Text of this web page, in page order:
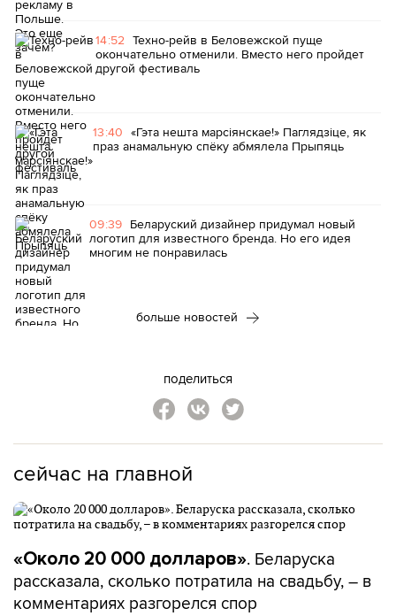
14:52 Техно-рейв в Беловежской пуще
окончательно отменили. Вместо него пройдет
другой фестиваль
13:40 «Гэта нешта марсіянскае!» Паглядзіце, як
праз анамальную спёку абмялела Прыпяць
09:39 Беларуский дизайнер придумал новый
логотип для известного бренда. Но его идея
многим не понравилась
больше новостей
поделиться
сейчас на главной
«Около 20 000 долларов». Беларуска
рассказала, сколько потратила на свадьбу, – в
комментариях разгорелся спор